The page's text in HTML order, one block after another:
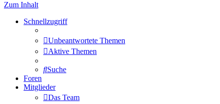
Zum Inhalt
Schnellzugriff
Unbeantwortete Themen
Aktive Themen
Suche
Foren
Mitglieder
Das Team